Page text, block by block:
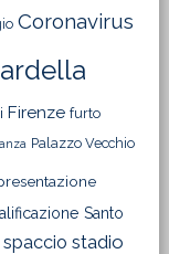
Coronavirus
Firenze furto
Palazzo Vecchio
Santo
spaccio stadio